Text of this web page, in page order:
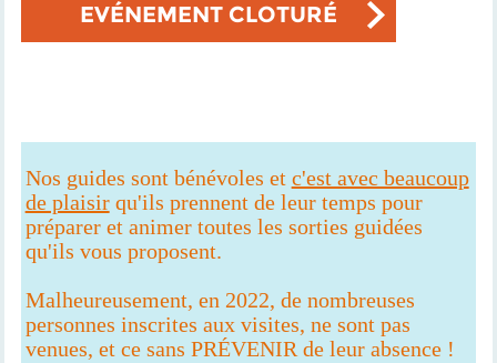
EVÉNEMENT CLOTURÉ
Nos guides sont bénévoles et c'est avec beaucoup
de plaisirqu'ils prennent de leur temps pour
préparer et animer toutes les sorties guidées
qu'ils vous proposent.
Malheureusement, en 2022, de nombreuses
personnes inscrites aux visites, ne sont pas
venues, et ce sans PRÉVENIR de leur absence !